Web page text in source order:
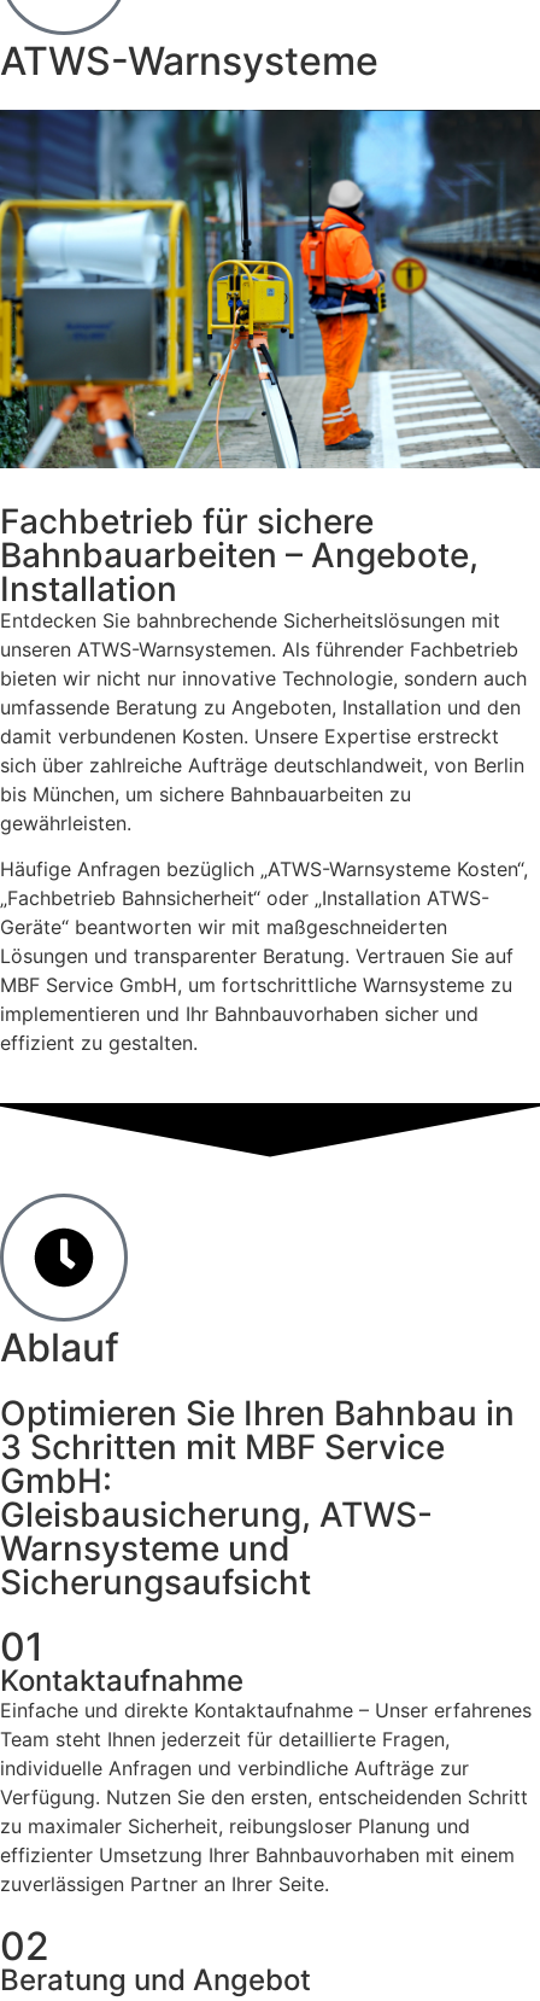
ATWS-Warnsysteme
Fachbetrieb für sichere
Bahnbauarbeiten – Angebote,
Installation​
Entdecken Sie bahnbrechende Sicherheitslösungen mit
unseren ATWS-Warnsystemen. Als führender Fachbetrieb
bieten wir nicht nur innovative Technologie, sondern auch
umfassende Beratung zu Angeboten, Installation und den
damit verbundenen Kosten. Unsere Expertise erstreckt
sich über zahlreiche Aufträge deutschlandweit, von Berlin
bis München, um sichere Bahnbauarbeiten zu
gewährleisten.
Häufige Anfragen bezüglich „ATWS-Warnsysteme Kosten“,
„Fachbetrieb Bahnsicherheit“ oder „Installation ATWS-
Geräte“ beantworten wir mit maßgeschneiderten
Lösungen und transparenter Beratung. Vertrauen Sie auf
MBF Service GmbH, um fortschrittliche Warnsysteme zu
implementieren und Ihr Bahnbauvorhaben sicher und
effizient zu gestalten.
Ablauf
Optimieren Sie Ihren Bahnbau in
3 Schritten mit MBF Service
GmbH:
Gleisbausicherung, ATWS-
Warnsysteme und
Sicherungsaufsicht
01
Kontaktaufnahme
Einfache und direkte Kontaktaufnahme – Unser erfahrenes
Team steht Ihnen jederzeit für detaillierte Fragen,
individuelle Anfragen und verbindliche Aufträge zur
Verfügung. Nutzen Sie den ersten, entscheidenden Schritt
zu maximaler Sicherheit, reibungsloser Planung und
effizienter Umsetzung Ihrer Bahnbauvorhaben mit einem
zuverlässigen Partner an Ihrer Seite.
02
Beratung und Angebot